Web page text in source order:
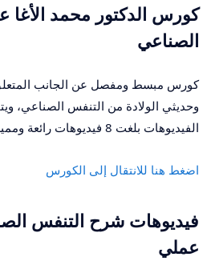
كورس الدكتور محمد الأغا
الصناعي
كورس مبسط ومفصل عن الجانب
وحديثي الولادة من التنفس الصناعي،
الفيديوهات بلغت 8 فيديوهات رائعة ومميزة.
اضغط هنا للانتقال إلى الكورس
فيديوهات شرح التنفس
عملي